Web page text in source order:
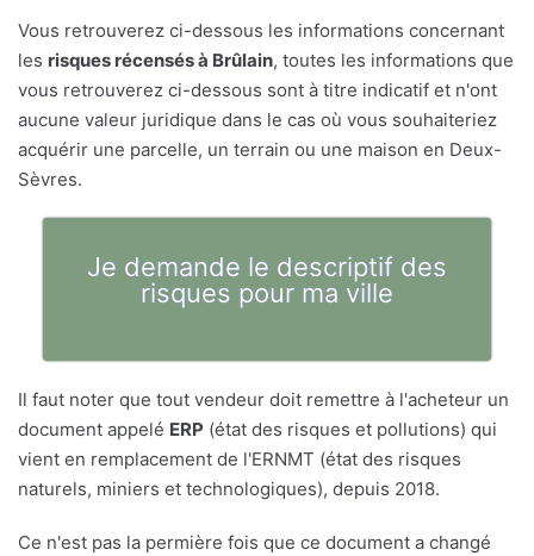
Vous retrouverez ci-dessous les informations concernant
les risques récensés à Brûlain, toutes les informations que
vous retrouverez ci-dessous sont à titre indicatif et n'ont
aucune valeur juridique dans le cas où vous souhaiteriez
acquérir une parcelle, un terrain ou une maison en Deux-
Sèvres.
Je demande le descriptif des
risques pour ma ville
Il faut noter que tout vendeur doit remettre à l'acheteur un
document appelé ERP (état des risques et pollutions) qui
vient en remplacement de l'ERNMT (état des risques
naturels, miniers et technologiques), depuis 2018.
Ce n'est pas la permière fois que ce document a changé